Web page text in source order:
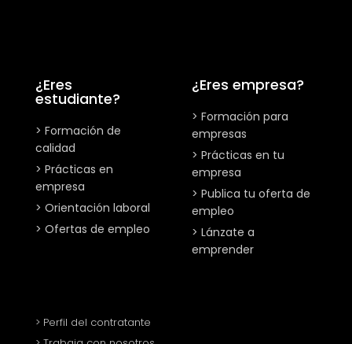
¿Eres
estudiante?
> Formación de
calidad
> Prácticas en
empresa
> Orientación laboral
> Ofertas de empleo
¿Eres empresa?
> Formación para
empresas
> Prácticas en tu
empresa
> Publica tu oferta de
empleo
> Lánzate a
emprender
> Perfil del contratante